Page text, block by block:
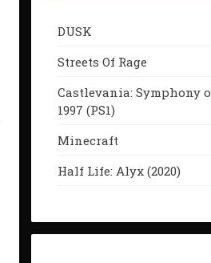
DUSK
Streets Of Rage
Castlevania: Symphony
1997 (PS1)
Minecraft
Half Life: Alyx (2020)